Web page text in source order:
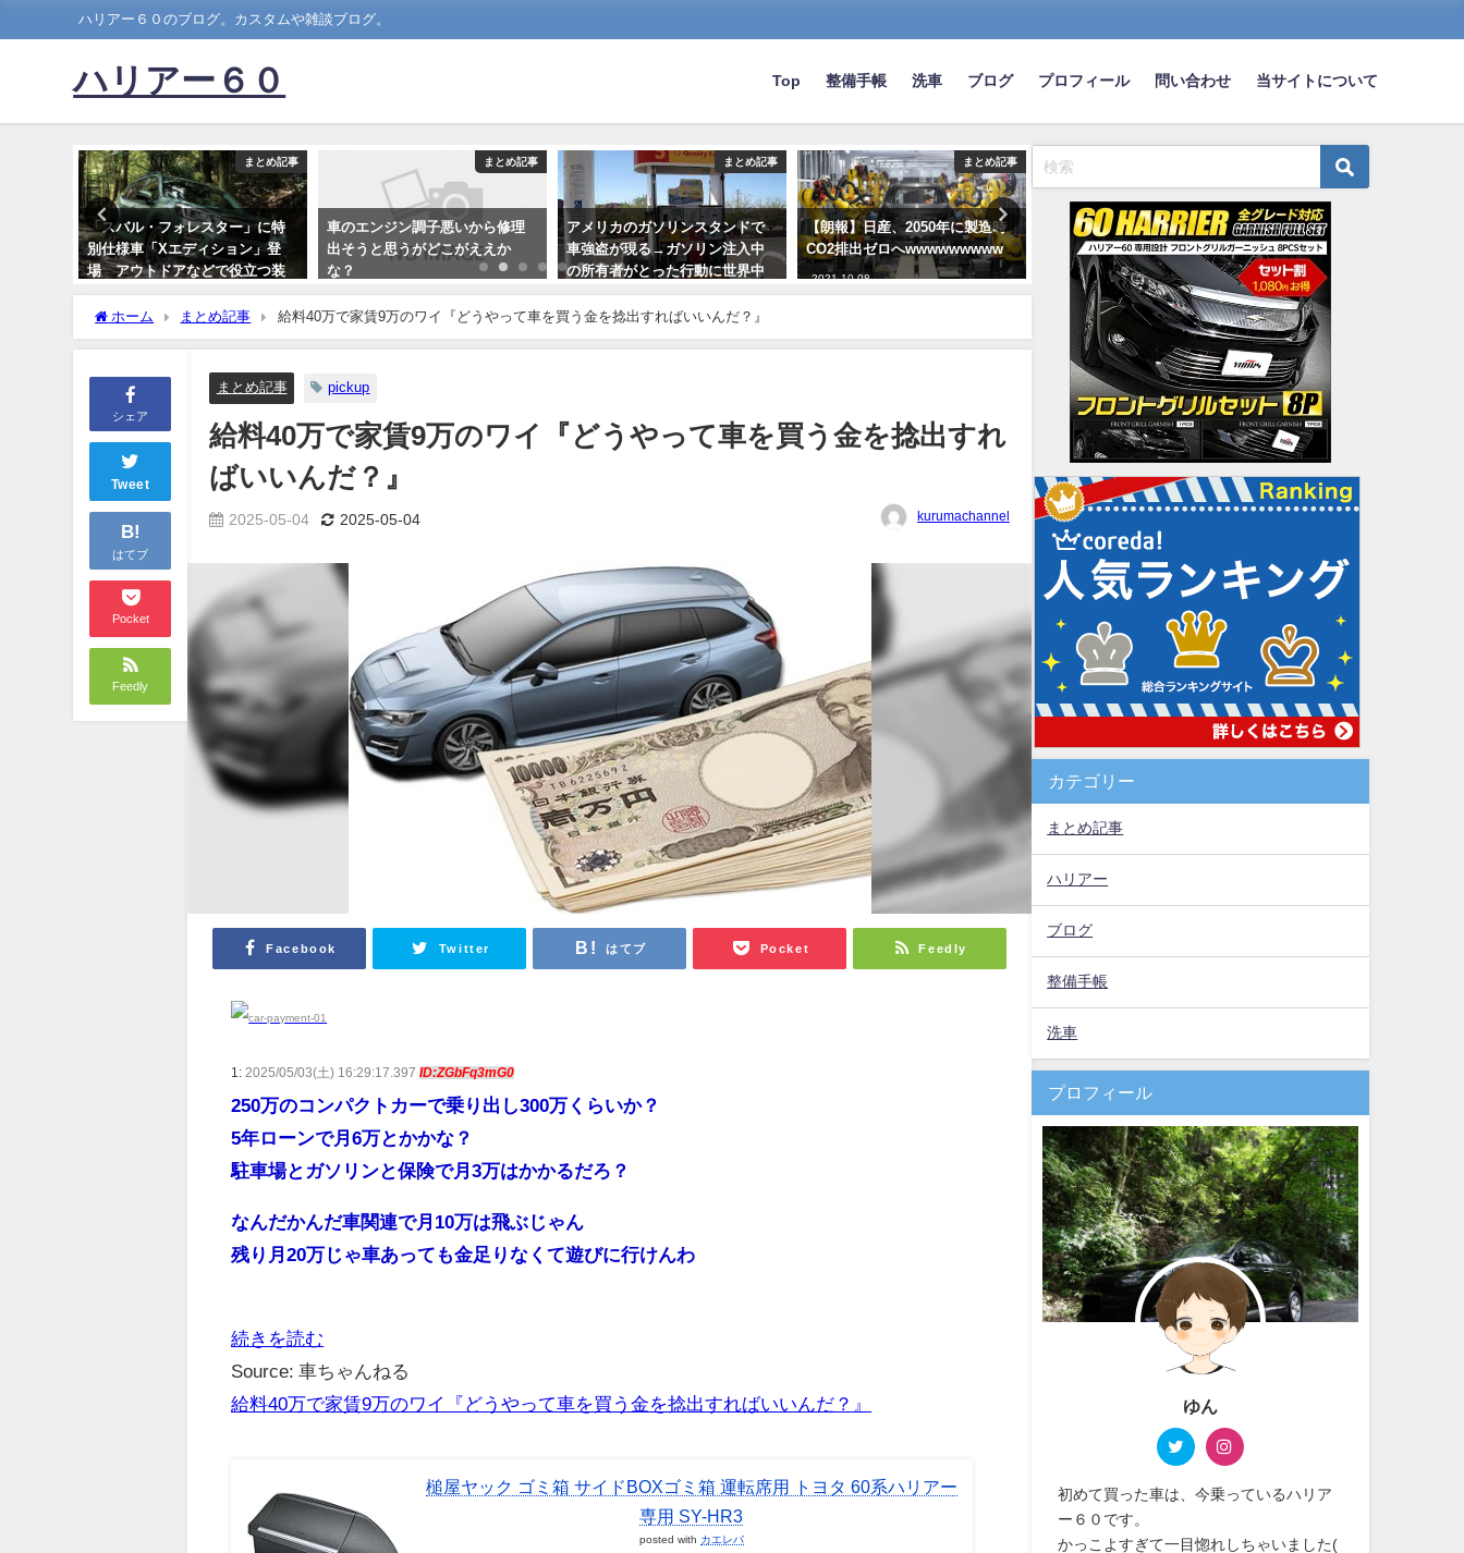
ハリアー６０のブログ。カスタムや雑談ブログ。
ハリアー６０ Top 整備手帳 洗車 ブログ プロフィール 問い合わせ 当サイトについて
まとめ記事
「スバル・フォレスター」に特
別仕様車「Xエディション」登
場 アウトドアなどで役立つ装
備が充実
2019-11-28
まとめ記事
車のエンジン調子悪いから修理
出そうと思うがどこがええか
な？
まとめ記事
アメリカのガソリンスタンドで
車強盗が現る→ガソリン注入中
の所有者がとった行動に世界中
で拍手喝采wwwwwwwww
2023-08-28
まとめ記事
【朗報】日産、2050年に製造時
CO2排出ゼロへwwwwwwwww
2021-10-08
【画像】車が禿げてきた😭
2025-01-02
月収29万円・58歳〈タクシ
ライバー〉長時間労働も「
りに低収入」の悲惨…さら
「2024問題」で収入減の悲
2023-08-25
ホーム まとめ記事 給料40万で家賃9万のワイ『どうやって車を買う金を捻出すればいいんだ？』
シェア
Tweet
B!
はてブ
Pocket
Feedly
まとめ記事 pickup
給料40万で家賃9万のワイ『どうやって車を買う金を捻出すれ
ばいいんだ？』
2025-05-04 2025-05-04 kurumachannel
Facebook Twitter はてブ Pocket Feedly
1: 2025/05/03(土) 16:29:17.397ID:ZGbFq3mG0
250万のコンパクトカーで乗り出し300万くらいか？
5年ローンで月6万とかかな？
駐車場とガソリンと保険で月3万はかかるだろ？
なんだかんだ車関連で月10万は飛ぶじゃん
残り月20万じゃ車あっても金足りなくて遊びに行けんわ
続きを読む
Source: 車ちゃんねる
給料40万で家賃9万のワイ『どうやって車を買う金を捻出すればいいんだ？』
槌屋ヤック ゴミ箱 サイドBOXゴミ箱 運転席用 トヨタ 60系ハリアー
専用 SY-HR3
posted with カエレバ
カテゴリー
まとめ記事
ハリアー
ブログ
整備手帳
洗車
プロフィール
ゆん
初めて買った車は、今乗っているハリア
ー６０です。
かっこよすぎて一目惚れしちゃいました(